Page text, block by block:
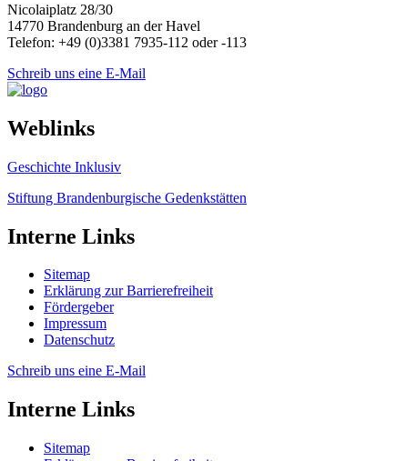
Nicolaiplatz 28/30
14770 Brandenburg an der Havel
Telefon: +49 (0)3381 7935-112 oder -113
Schreib uns eine E-Mail
Weblinks
Geschichte Inklusiv
Stiftung Brandenburgische Gedenkstätten
Interne Links
Sitemap
Erklärung zur Barrierefreiheit
Fördergeber
Impressum
Datenschutz
Schreib uns eine E-Mail
Interne Links
Sitemap